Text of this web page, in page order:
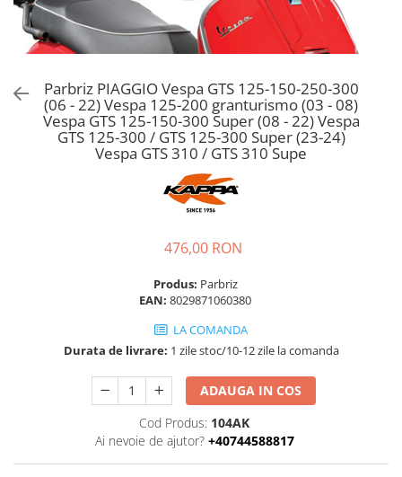
Parbriz PIAGGIO Vespa GTS 125-150-250-300
(06 - 22) Vespa 125-200 granturismo (03 - 08)
Vespa GTS 125-150-300 Super (08 - 22) Vespa
GTS 125-300 / GTS 125-300 Super (23-24)
Vespa GTS 310 / GTS 310 Supe
476,00 RON
Produs: Parbriz
EAN: 8029871060380
LA COMANDA
Durata de livrare: 1 zile stoc/10-12 zile la comanda
ADAUGA IN COS
Cod Produs: 104AK
Ai nevoie de ajutor? +40744588817